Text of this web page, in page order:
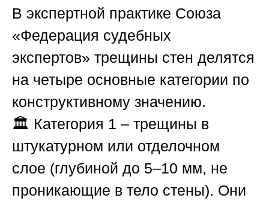
В экспертной практике Союза
«Федерация судебных
экспертов» трещины стен делятся
на четыре основные категории по
конструктивному значению.
🏛️ Категория 1 – трещины в
штукатурном или отделочном
слое (глубиной до 5–10 мм, не
проникающие в тело стены). Они